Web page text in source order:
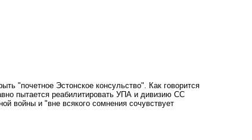
"почетное Эстонское консульство". Как говорится
пытается реабилитировать УПА и дивизию СС
войны и "вне всякого сомнения сочувствует